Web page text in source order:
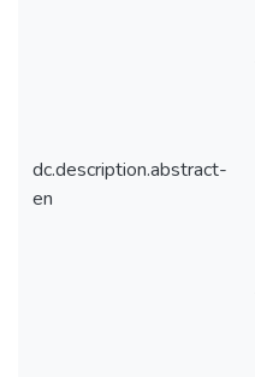
dc.description.abstract-
en